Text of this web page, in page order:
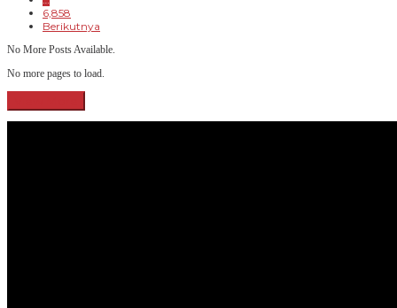
6,858
Berikutnya
No More Posts Available.
No more pages to load.